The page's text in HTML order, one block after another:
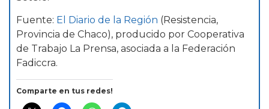
Fuente: El Diario de la Región (Resistencia,
Provincia de Chaco), producido por Cooperativa
de Trabajo La Prensa, asociada a la Federación
Fadiccra.
Comparte en tus redes!